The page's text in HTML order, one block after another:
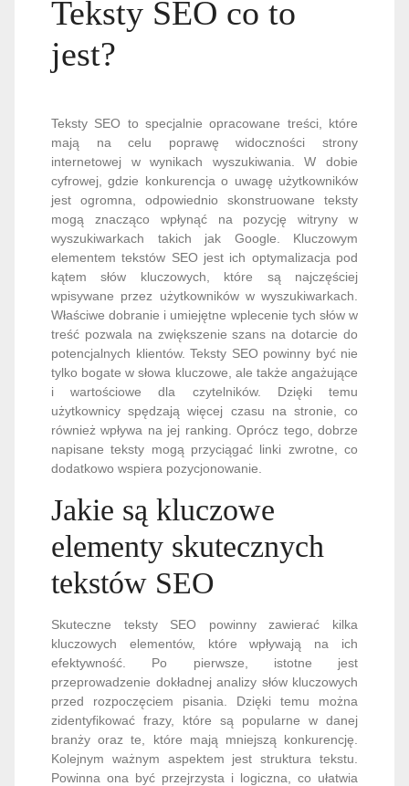
Teksty SEO co to
jest?
Teksty SEO to specjalnie opracowane treści, które
mają na celu poprawę widoczności strony
internetowej w wynikach wyszukiwania. W dobie
cyfrowej, gdzie konkurencja o uwagę użytkowników
jest ogromna, odpowiednio skonstruowane teksty
mogą znacząco wpłynąć na pozycję witryny w
wyszukiwarkach takich jak Google. Kluczowym
elementem tekstów SEO jest ich optymalizacja pod
kątem słów kluczowych, które są najczęściej
wpisywane przez użytkowników w wyszukiwarkach.
Właściwe dobranie i umiejętne wplecenie tych słów w
treść pozwala na zwiększenie szans na dotarcie do
potencjalnych klientów. Teksty SEO powinny być nie
tylko bogate w słowa kluczowe, ale także angażujące
i wartościowe dla czytelników. Dzięki temu
użytkownicy spędzają więcej czasu na stronie, co
również wpływa na jej ranking. Oprócz tego, dobrze
napisane teksty mogą przyciągać linki zwrotne, co
dodatkowo wspiera pozycjonowanie.
Jakie są kluczowe
elementy skutecznych
tekstów SEO
Skuteczne teksty SEO powinny zawierać kilka
kluczowych elementów, które wpływają na ich
efektywność. Po pierwsze, istotne jest
przeprowadzenie dokładnej analizy słów kluczowych
przed rozpoczęciem pisania. Dzięki temu można
zidentyfikować frazy, które są popularne w danej
branży oraz te, które mają mniejszą konkurencję.
Kolejnym ważnym aspektem jest struktura tekstu.
Powinna ona być przejrzysta i logiczna, co ułatwia